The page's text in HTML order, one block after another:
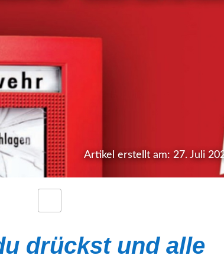
Artikel erstellt am: 27. Juli
drückst und alle